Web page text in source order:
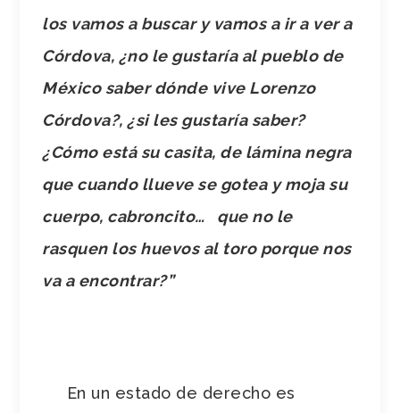
los vamos a buscar y vamos a ir a ver a
Córdova, ¿no le gustaría al pueblo de
México saber dónde vive Lorenzo
Córdova?, ¿si les gustaría saber?
¿Cómo está su casita, de lámina negra
que cuando llueve se gotea y moja su
cuerpo, cabroncito… que no le
rasquen los huevos al toro porque nos
va a encontrar?”
En un estado de derecho es